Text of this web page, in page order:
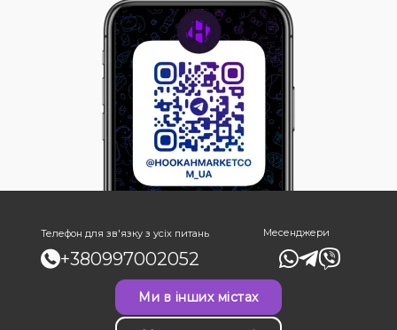
Телефон для зв'язку з усіх питань
+380997002052
Месенджери
Ми в інших містах